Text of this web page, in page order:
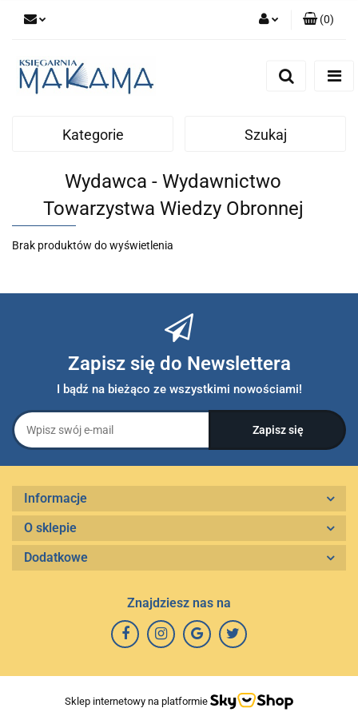
(0)
Kategorie Szukaj
Wydawca - Wydawnictwo
Towarzystwa Wiedzy Obronnej
Brak produktów do wyświetlenia
Zapisz się do Newslettera
I bądź na bieżąco ze wszystkimi nowościami!
Informacje
O sklepie
Dodatkowe
Znajdziesz nas na
Sklep internetowy na platformie